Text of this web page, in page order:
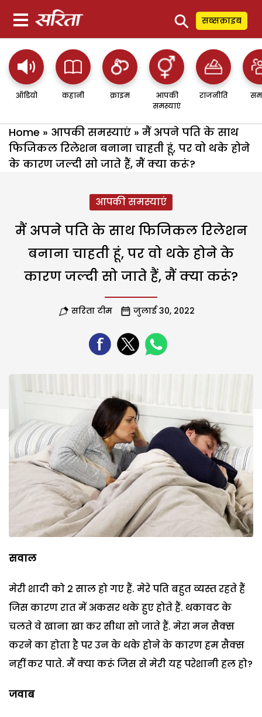
⚲ सब्सक्राइब
ऑडियो कहानी क्राइम
आपकी
समस्याएं
राजनीति
Home » आपकी समस्याएं » मैं अपने पति के साथ
फिजिकल रिलेशन बनाना चाहती हूं, पर वो थके होने
के कारण जल्दी सो जाते हैं, मैं क्या करूं?
आपकी समस्याएं
मैं अपने पति के साथ फिजिकल रिलेशन
बनाना चाहती हूं, पर वो थके होने के
कारण जल्दी सो जाते हैं, मैं क्या करूं?
सरिता टीम जुलाई 30, 2022
सवाल
मेरी शादी को 2 साल हो गए हैं. मेरे पति बहुत व्यस्त रहते हैं
जिस कारण रात में अकसर थके हुए होते हैं. थकावट के
चलते वे खाना खा कर सीधा सो जाते हैं. मेरा मन सैक्स
करने का होता है पर उन के थके होने के कारण हम सैक्स
नहीं कर पाते. मैं क्या करूं जिस से मेरी यह परेशानी हल हो?
जवाब